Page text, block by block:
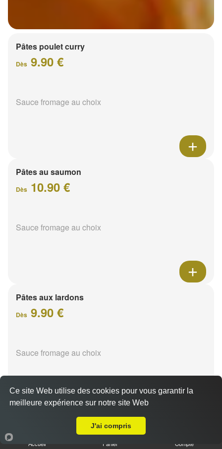
Pâtes poulet curry
Dès 9.90 €
Sauce fromage au choix
Pâtes au saumon
Dès 10.90 €
Sauce fromage au choix
Pâtes aux lardons
Dès 9.90 €
Sauce fromage au choix
Accueil Panier Compte
Ce site Web utilise des cookies pour vous garantir la
meilleure expérience sur notre site Web
J'ai compris